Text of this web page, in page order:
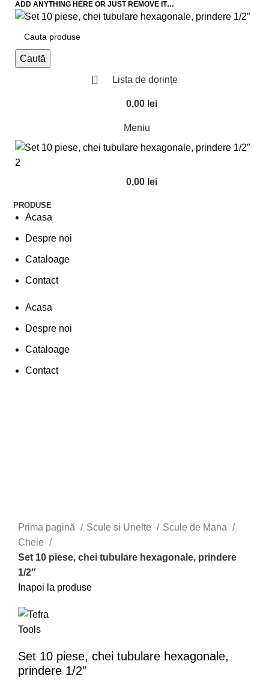
ADD ANYTHING HERE OR JUST REMOVE IT…
Caută
Lista de dorințe
0,00 lei
Meniu
0,00 lei
PRODUSE
Acasa
Despre noi
Cataloage
Contact
Acasa
Despre noi
Cataloage
Contact
Prima pagină Scule si Unelte
Scule de Mana
Cheie
Set 10 piese, chei tubulare hexagonale, prindere
1/2″
Inapoi la produse
Set 10 piese, chei tubulare hexagonale,
prindere 1/2″